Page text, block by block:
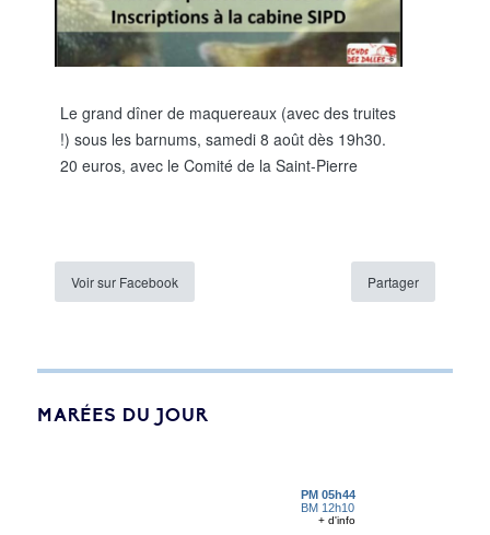
Le grand dîner de maquereaux (avec des truites
!) sous les barnums, samedi 8 août dès 19h30.
20 euros, avec le Comité de la Saint-Pierre
Voir sur Facebook Partager
MARÉES DU JOUR